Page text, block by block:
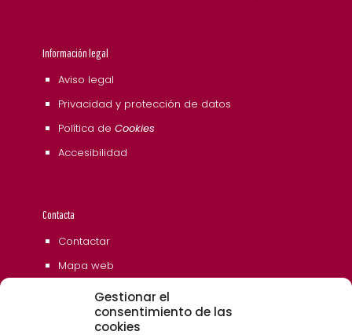
Gestionar el
consentimiento de las
cookies
Información legal
Aviso legal
Privacidad y protección de datos
Política de Cookies
Accesibilidad
Contacta
Contactar
Mapa web